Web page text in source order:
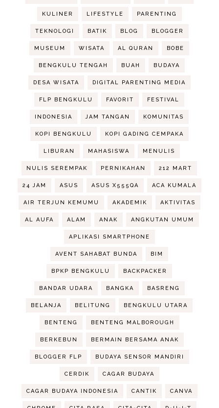
KULINER LIFESTYLE PARENTING
TEKNOLOGI BATIK BLOG BLOGGER
MUSEUM WISATA AL QURAN BOBE
BENGKULU TENGAH BUAH BUDAYA
DESA WISATA DIGITAL PARENTING MEDIA
FLP BENGKULU FAVORIT FESTIVAL
INDONESIA JAM TANGAN KOMUNITAS
KOPI BENGKULU KOPI GADING CEMPAKA
LIBURAN MAHASISWA MENULIS
NULIS SEREMPAK PERNIKAHAN 212 MART
24 JAM ASUS ASUS X555QA ACA KUMALA
AIR TERJUN KEMUMU AKADEMIK AKTIVITAS
AL AUFA ALAM ANAK ANGKUTAN UMUM
APLIKASI SMARTPHONE
AVENT SAHABAT BUNDA BIM
BPKP BENGKULU BACKPACKER
BANDAR UDARA BANGKA BASRENG
BELANJA BELITUNG BENGKULU UTARA
BENTENG BENTENG MALBOROUGH
BERKEBUN BERMAIN BERSAMA ANAK
BLOGGER FLP BUDAYA SENSOR MANDIRI
CERDIK CAGAR BUDAYA
CAGAR BUDAYA INDONESIA CANTIK CANVA